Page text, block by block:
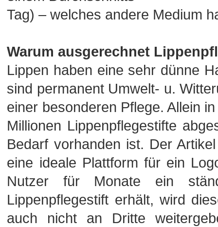
Tag) – welches andere Medium
Warum ausgerechnet
Lippen haben eine sehr dünne
sind permanent Umwelt- u.
einer besonderen Pflege. Allein
Millionen Lippenpflegestifte
Bedarf vorhanden ist. Der
eine ideale Plattform für ein
Nutzer für Monate ein
Lippenpflegestift erhält, wird
auch nicht an Dritte